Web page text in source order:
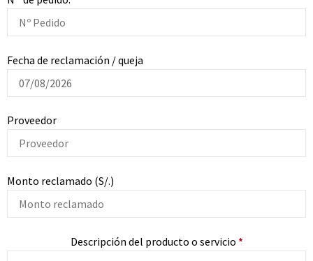
Fecha de reclamación / queja
Proveedor
Monto reclamado (S/.)
Descripción del producto o servicio *